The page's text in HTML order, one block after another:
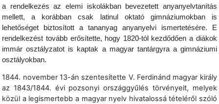
a rendelkezés az elemi iskolákban bevezetett anyanyelvtanítás
mellett, a korábban csak latinul oktató gimnáziumokban is
lehetőséget biztosított a tananyag anyanyelvi ismertetésére. E
rendelkezést tovább erősítette, hogy 1820-tól kezdődően a diákok
immár osztályzatot is kaptak a magyar tantárgyra a gimnáziumi
osztályokban.
1844. november 13-án szentesítette V. Ferdinánd magyar király
az 1843/1844. évi pozsonyi országgyűlés törvényeit, melyek
közül a legismertebb a magyar nyelv hivatalossá tételéről szóló